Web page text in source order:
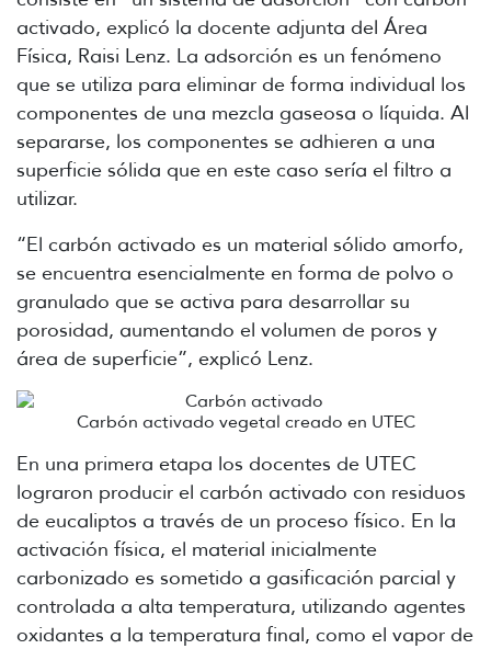
activado, explicó la docente adjunta del Área
Física, Raisi Lenz. La adsorción es un fenómeno
que se utiliza para eliminar de forma individual los
componentes de una mezcla gaseosa o líquida. Al
separarse, los componentes se adhieren a una
superficie sólida que en este caso sería el filtro a
utilizar.
“El carbón activado es un material sólido amorfo,
se encuentra esencialmente en forma de polvo o
granulado que se activa para desarrollar su
porosidad, aumentando el volumen de poros y
área de superficie”, explicó Lenz.
Carbón activado vegetal creado en UTEC
En una primera etapa los docentes de UTEC
lograron producir el carbón activado con residuos
de eucaliptos a través de un proceso físico. En la
activación física, el material inicialmente
carbonizado es sometido a gasificación parcial y
controlada a alta temperatura, utilizando agentes
oxidantes a la temperatura final, como el vapor de